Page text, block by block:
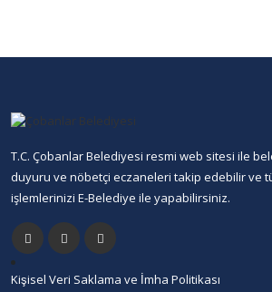
T.C. Çobanlar Belediyesi resmi web sitesi ile
duyuru ve nöbetçi eczaneleri takip edebilir ve
işlemlerinizi E-Belediye ile yapabilirsiniz.
Kişisel Veri Saklama ve İmha Politikası